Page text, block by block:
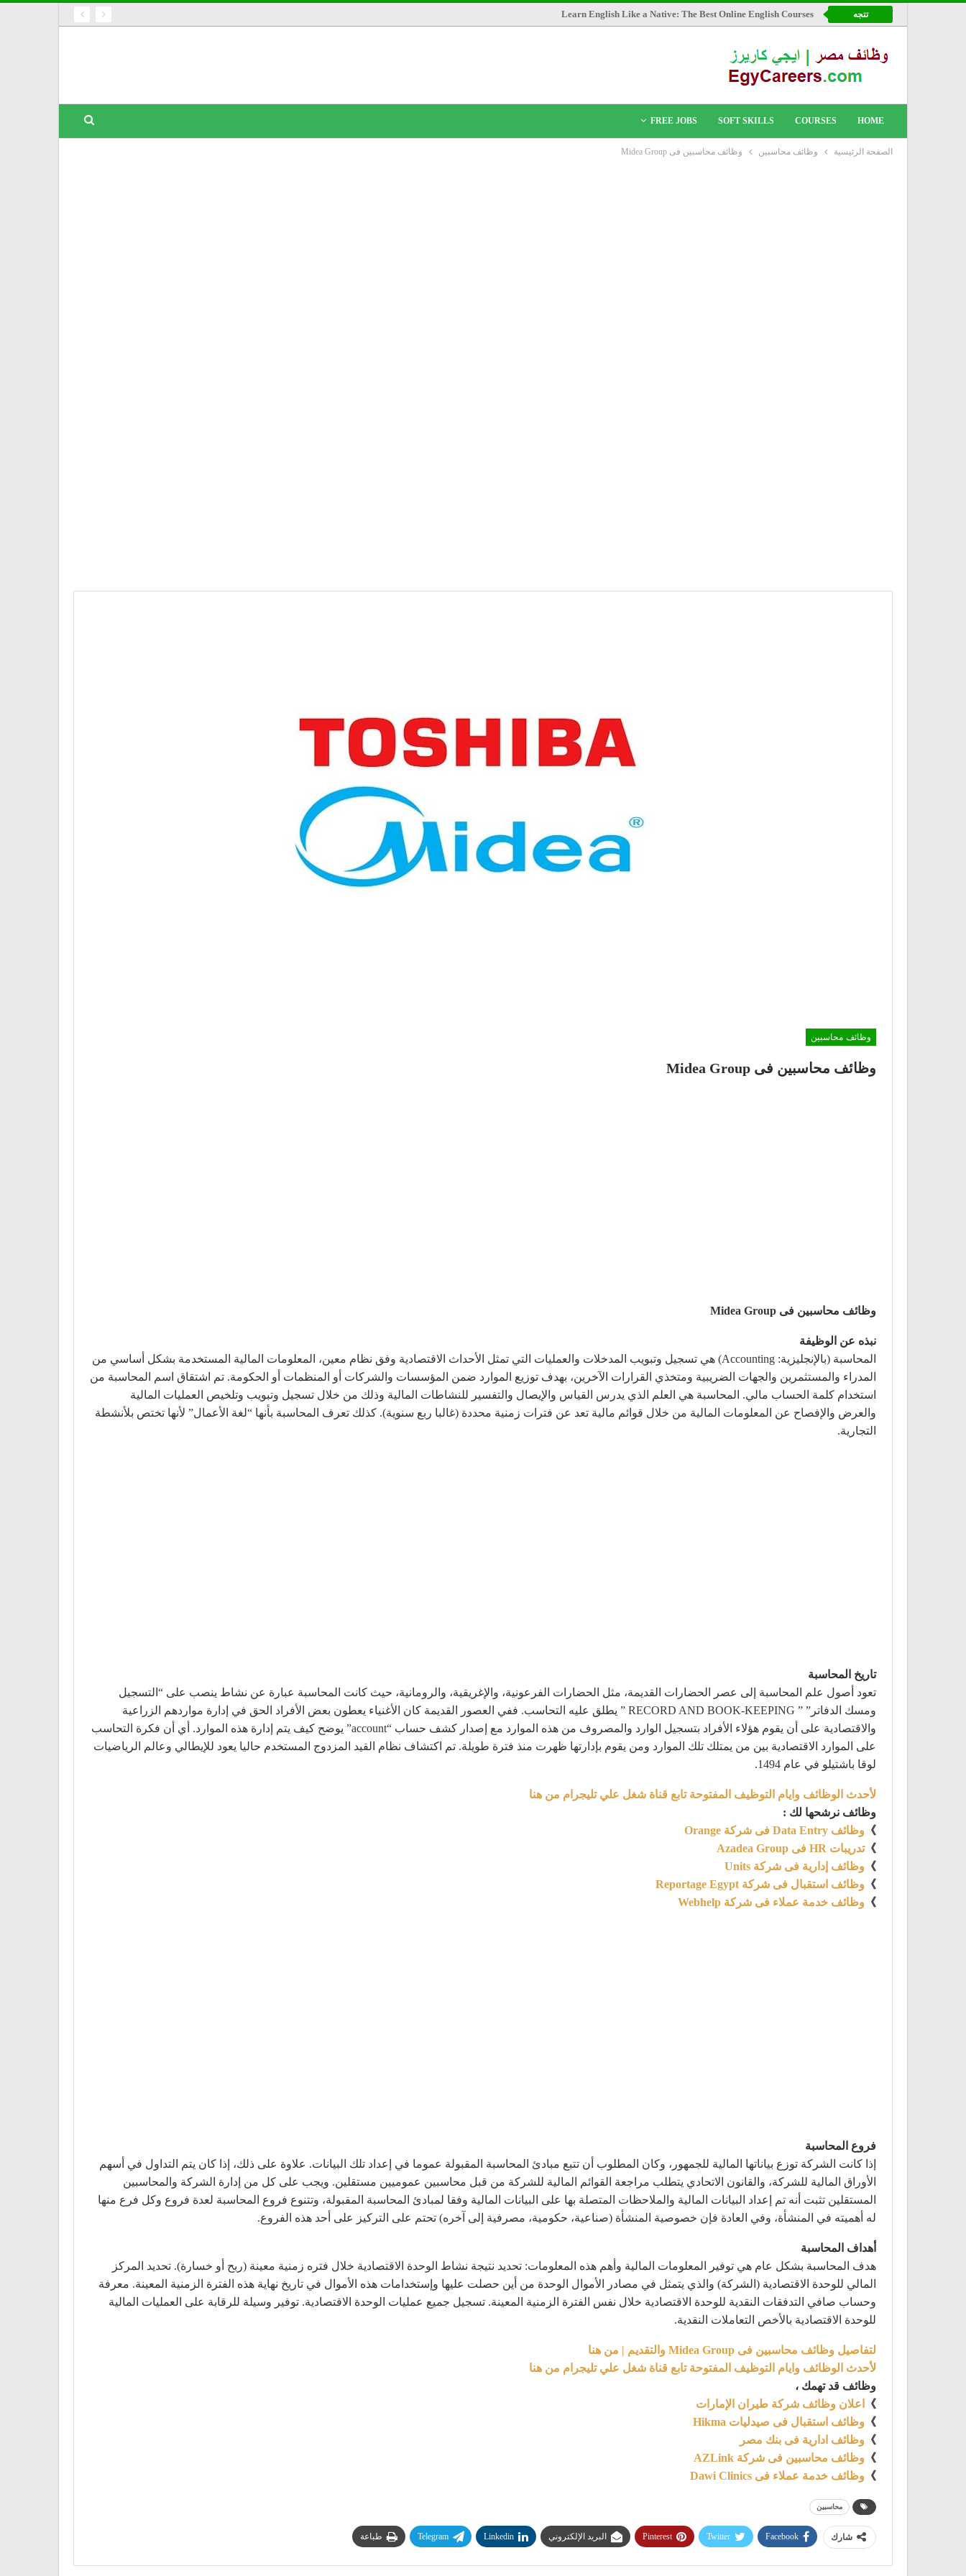
تتجه Learn English Like a Native: The Best Online English Courses
HOME
COURSES
SOFT SKILLS
FREE JOBS
الصفحة الرئيسية وظائف محاسبين وظائف محاسبين فى Midea Group
وظائف محاسبين
وظائف محاسبين فى Midea Group
وظائف محاسبين فى Midea Group
نبذه عن الوظيفة
المحاسبة (بالإنجليزية: Accounting)‏ هي تسجيل وتبويب المدخلات والعمليات التي تمثل الأحداث الاقتصادية وفق نظام معين، المعلومات المالية المستخدمة بشكل أساسي من
المدراء والمستثمرين والجهات الضريبية ومتخذي القرارات الآخرين، بهدف توزيع الموارد ضمن المؤسسات والشركات أو المنظمات أو الحكومة. تم اشتقاق اسم المحاسبة من
استخدام كلمة الحساب مالي. المحاسبة هي العلم الذي يدرس القياس والإيصال والتفسير للنشاطات المالية وذلك من خلال تسجيل وتبويب وتلخيص العمليات المالية
والعرض والإفصاح عن المعلومات المالية من خلال قوائم مالية تعد عن فترات زمنية محددة (غالبا ربع سنوية). كذلك تعرف المحاسبة بأنها “لغة الأعمال” لأنها تختص بلأنشطة
التجارية.
تاريخ المحاسبة
تعود أصول علم المحاسبة إلى عصر الحضارات القديمة، مثل الحضارات الفرعونية، والإغريقية، والرومانية، حيث كانت المحاسبة عبارة عن نشاط ينصب على “التسجيل
ومسك الدفاتر” ” RECORD AND BOOK-KEEPING ” يطلق عليه التحاسب. ففي العصور القديمة كان الأغنياء يعطون بعض الأفراد الحق في إدارة مواردهم الزراعية
والاقتصادية على أن يقوم هؤلاء الأفراد بتسجيل الوارد والمصروف من هذه الموارد مع إصدار كشف حساب “account” يوضح كيف يتم إدارة هذه الموارد. أي أن فكرة التحاسب
على الموارد الاقتصادية بين من يمتلك تلك الموارد ومن يقوم بإدارتها ظهرت منذ فترة طويلة. تم اكتشاف نظام القيد المزدوج المستخدم حاليا يعود للإيطالي وعالم الرياضيات
لوقا باشتيلو في عام 1494.
لأحدث الوظائف وايام التوظيف المفتوحة تابع قناة شغل علي تليجرام من هنا
وظائف نرشحها لك :
》 وظائف Data Entry فى شركة Orange
》تدريبات HR فى Azadea Group
》 وظائف إدارية فى شركة Units
》 وظائف استقبال فى شركة Reportage Egypt
》 وظائف خدمة عملاء فى شركة Webhelp
فروع المحاسبة
إذا كانت الشركة توزع بياناتها المالية للجمهور، وكان المطلوب أن تتبع مبادئ المحاسبة المقبولة عموما في إعداد تلك البيانات. علاوة على ذلك، إذا كان يتم التداول في أسهم
الأوراق المالية للشركة، والقانون الاتحادي يتطلب مراجعة القوائم المالية للشركة من قبل محاسبين عموميين مستقلين. ويجب على كل من إدارة الشركة والمحاسبين
المستقلين تثبت أنه تم إعداد البيانات المالية والملاحظات المتصلة بها على البيانات المالية وفقا لمبادئ المحاسبة المقبولة، وتتنوع فروع المحاسبة لعدة فروع وكل فرع منها
له أهميته في المنشأة، وفي العادة فإن خصوصية المنشأة (صناعية، حكومية، مصرفية إلى آخره) تحتم على التركيز على أحد هذه الفروع.
أهداف المحاسبة
هدف المحاسبة بشكل عام هي توفير المعلومات المالية وأهم هذه المعلومات: تحديد نتيجة نشاط الوحدة الاقتصادية خلال فتره زمنية معينة (ربح أو خسارة). تحديد المركز
المالي للوحدة الاقتصادية (الشركة) والذي يتمثل في مصادر الأموال الوحدة من أين حصلت عليها وإستخدامات هذه الأموال في تاريخ نهاية هذه الفترة الزمنية المعينة. معرفة
وحساب صافي التدفقات النقدية للوحدة الاقتصادية خلال نفس الفترة الزمنية المعينة. تسجيل جميع عمليات الوحدة الاقتصادية. توفير وسيلة للرقابة على العمليات المالية
للوحدة الاقتصادية بالأخص التعاملات النقدية.
لتفاصيل وظائف محاسبين فى Midea Group والتقديم | من هنا
لأحدث الوظائف وايام التوظيف المفتوحة تابع قناة شغل علي تليجرام من هنا
وظائف قد تهمك ،
》
اعلان وظائف شركة طيران الإمارات
》 وظائف استقبال فى صيدليات Hikma
》 وظائف ادارية فى بنك مصر
》 وظائف محاسبين فى شركة AZLink
》 وظائف خدمة عملاء فى Dawi Clinics
محاسبين
شارك Facebook
Twitter
Pinterest البريد الإلكتروني Linkedin
Telegram طباعة